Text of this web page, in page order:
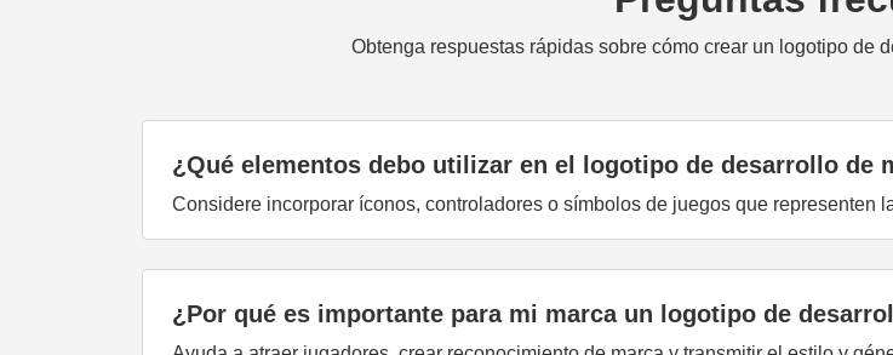
Obtenga respuestas rápidas sobre cómo crear un logotipo de
¿Qué elementos debo utilizar en el logotipo de desarrollo de
Considere incorporar íconos, controladores o símbolos de juegos que representen
¿Por qué es importante para mi marca un logotipo de